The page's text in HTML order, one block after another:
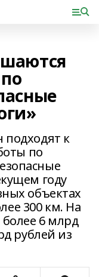
подходят к
по
году
объектах
300 км. На
6 млрд
рублей из